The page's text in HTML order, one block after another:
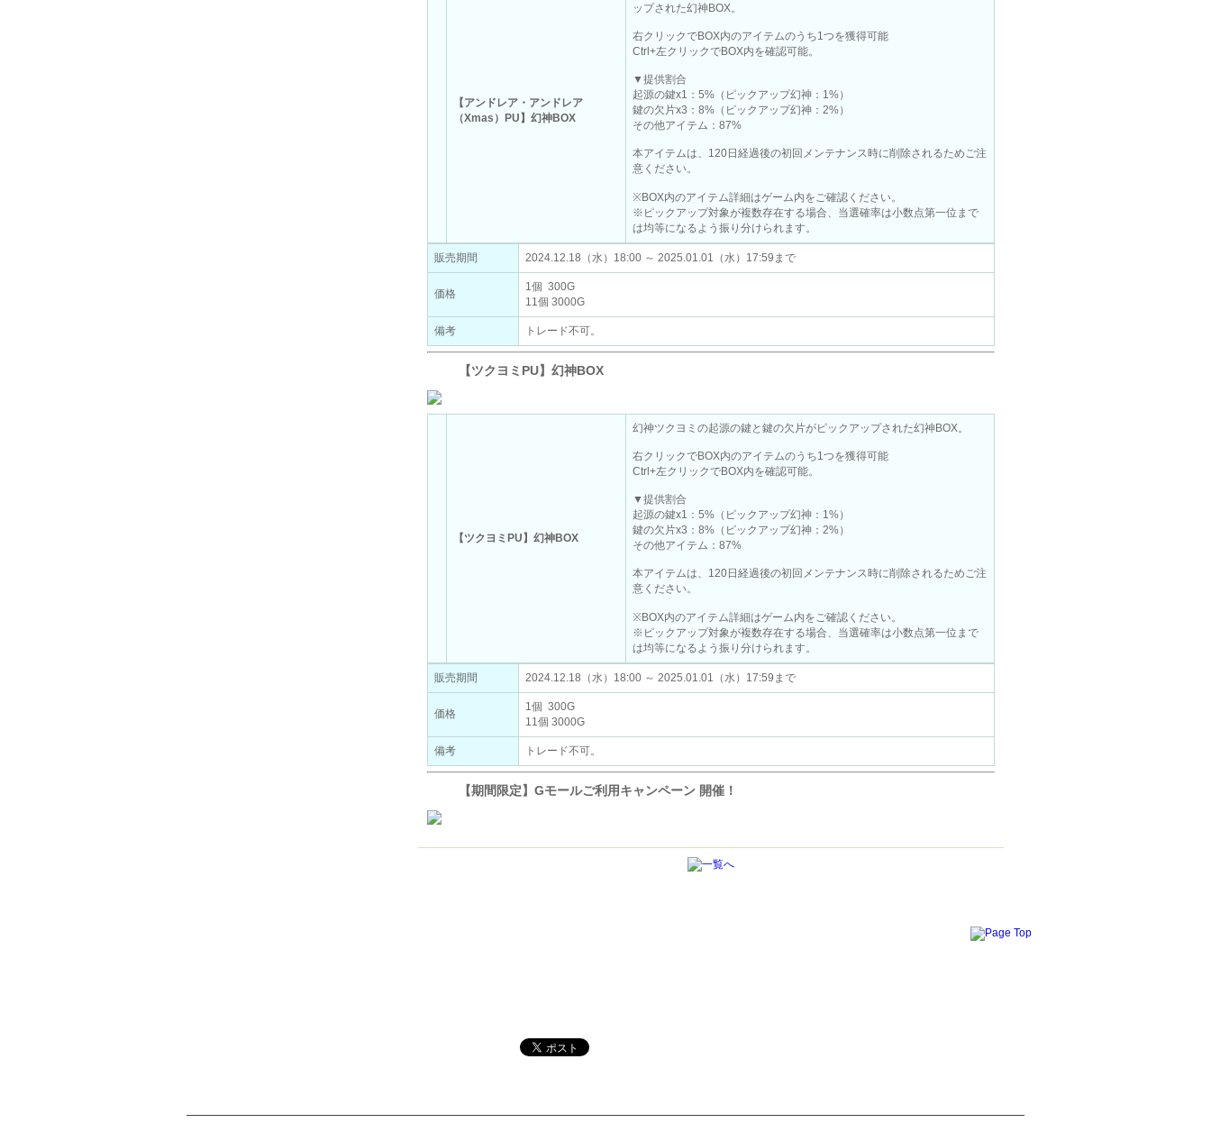
【アンドレア・アンドレア
（Xmas）PU】幻神BOX
ップされた幻神BOX。
右クリックでBOX内のアイテムのうち1つを獲得可能
Ctrl+左クリックでBOX内を確認可能。
▼提供割合
起源の鍵x1：5%（ピックアップ幻神：1%）
鍵の欠片x3：8%（ピックアップ幻神：2%）
その他アイテム：87%
本アイテムは、120日経過後の初回メンテナンス時に削除されるためご注
意ください。
※BOX内のアイテム詳細はゲーム内をご確認ください。
※ピックアップ対象が複数存在する場合、当選確率は小数点第一位まで
は均等になるよう振り分けられます。
販売期間 2024.12.18（水）18:00 ～ 2025.01.01（水）17:59まで
価格
1個 300G
11個 3000G
備考 トレード不可。
【ツクヨミPU】幻神BOX
【ツクヨミPU】幻神BOX
幻神ツクヨミの起源の鍵と鍵の欠片がピックアップされた幻神BOX。
右クリックでBOX内のアイテムのうち1つを獲得可能
Ctrl+左クリックでBOX内を確認可能。
▼提供割合
起源の鍵x1：5%（ピックアップ幻神：1%）
鍵の欠片x3：8%（ピックアップ幻神：2%）
その他アイテム：87%
本アイテムは、120日経過後の初回メンテナンス時に削除されるためご注
意ください。
※BOX内のアイテム詳細はゲーム内をご確認ください。
※ピックアップ対象が複数存在する場合、当選確率は小数点第一位まで
は均等になるよう振り分けられます。
販売期間 2024.12.18（水）18:00 ～ 2025.01.01（水）17:59まで
価格
1個 300G
11個 3000G
備考 トレード不可。
【期間限定】Gモールご利用キャンペーン 開催！